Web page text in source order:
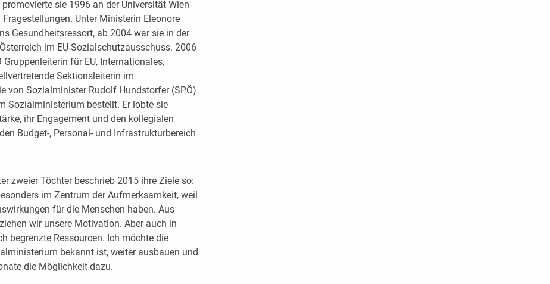
sie 1996 an der Universität Wien
Unter Ministerin Eleonore
Gesundheitsressort, ab 2004 war sie in der
im EU-Sozialschutzausschuss. 2006
für EU, Internationales,
Sektionsleiterin im
von Sozialminister Rudolf Hundstorfer (SPÖ)
Sozialministerium bestellt. Er lobte sie
ihr Engagement und den kollegialen
Budget-, Personal- und Infrastrukturbereich
zweier Töchter beschrieb 2015 ihre Ziele so:
im Zentrum der Aufmerksamkeit, weil
für die Menschen haben. Aus
wir unsere Motivation. Aber auch in
begrenzte Ressourcen. Ich möchte die
bekannt ist, weiter ausbauen und
die Möglichkeit dazu.